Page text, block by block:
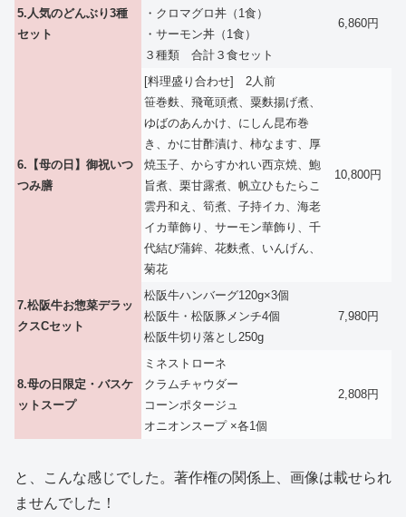
5.人気のどんぶり3種
セット
・クロマグロ丼（1食）
・サーモン丼（1食）
３種類 合計３食セット
6,860円
6.【母の日】御祝いつ
つみ膳
[料理盛り合わせ] 2人前
笹巻麩、飛竜頭煮、粟麩揚げ煮、
ゆばのあんかけ、にしん昆布巻
き、かに甘酢漬け、柿なます、厚
焼玉子、からすかれい西京焼、鮑
旨煮、栗甘露煮、帆立ひもたらこ
雲丹和え、筍煮、子持イカ、海老
イカ華飾り、サーモン華飾り、千
代結び蒲鉾、花麩煮、いんげん、
菊花
10,800円
7.松阪牛お惣菜デラッ
クスCセット
松阪牛ハンバーグ120g×3個
松阪牛・松阪豚メンチ4個
松阪牛切り落とし250g
7,980円
8.母の日限定・バスケ
ットスープ
ミネストローネ
クラムチャウダー
コーンポタージュ
オニオンスープ ×各1個
2,808円
と、こんな感じでした。著作権の関係上、画像は載せられ
ませんでした！